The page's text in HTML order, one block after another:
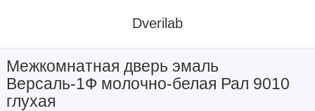
Dverilab
Межкомнатная дверь эмаль
Версаль-1Ф молочно-белая Рал 9010
глухая